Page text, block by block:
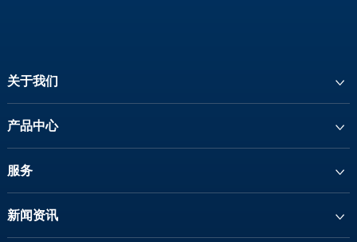
关于我们
产品中心
服务
新闻资讯